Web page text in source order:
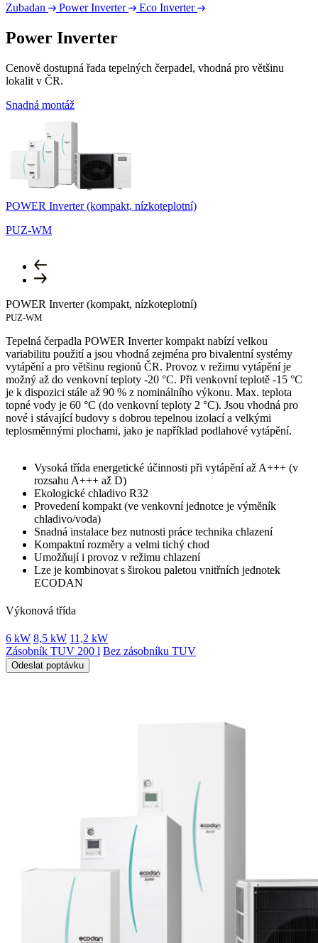
Zubadan
Power Inverter Eco Inverter
Power Inverter
Cenově dostupná řada tepelných čerpadel, vhodná pro většinu
lokalit v ČR.
Snadná montáž
POWER Inverter (kompakt, nízkoteplotní)
PUZ-WM
POWER Inverter (kompakt, nízkoteplotní)
PUZ-WM
Tepelná čerpadla POWER Inverter kompakt nabízí velkou
variabilitu použití a jsou vhodná zejména pro bivalentní systémy
vytápění a pro většinu regionů ČR. Provoz v režimu vytápění je
možný až do venkovní teploty -20 °C. Při venkovní teplotě -15 °C
je k dispozici stále až 90 % z nominálního výkonu. Max. teplota
topné vody je 60 °C (do venkovní teploty 2 °C). Jsou vhodná pro
nové i stávající budovy s dobrou tepelnou izolací a velkými
teplosměnnými plochami, jako je například podlahové vytápění.
Vysoká třída energetické účinnosti při vytápění až A+++ (v
rozsahu A+++ až D)
Ekologické chladivo R32
Provedení kompakt (ve venkovní jednotce je výměník
chladivo/voda)
Snadná instalace bez nutnosti práce technika chlazení
Kompaktní rozměry a velmi tichý chod
Umožňují i provoz v režimu chlazení
Lze je kombinovat s širokou paletou vnitřních jednotek
ECODAN
Výkonová třída
6 kW 8,5 kW 11,2 kW
Zásobník TUV 200 l Bez zásobníku TUV
Odeslat poptávku